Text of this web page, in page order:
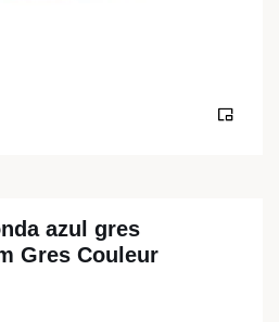
azul gres
Gres Couleur